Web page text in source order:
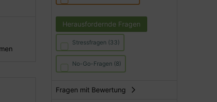
Herausfordernde Fragen
Stressfragen (33)
No-Go-Fragen (8)
Fragen mit Bewertung